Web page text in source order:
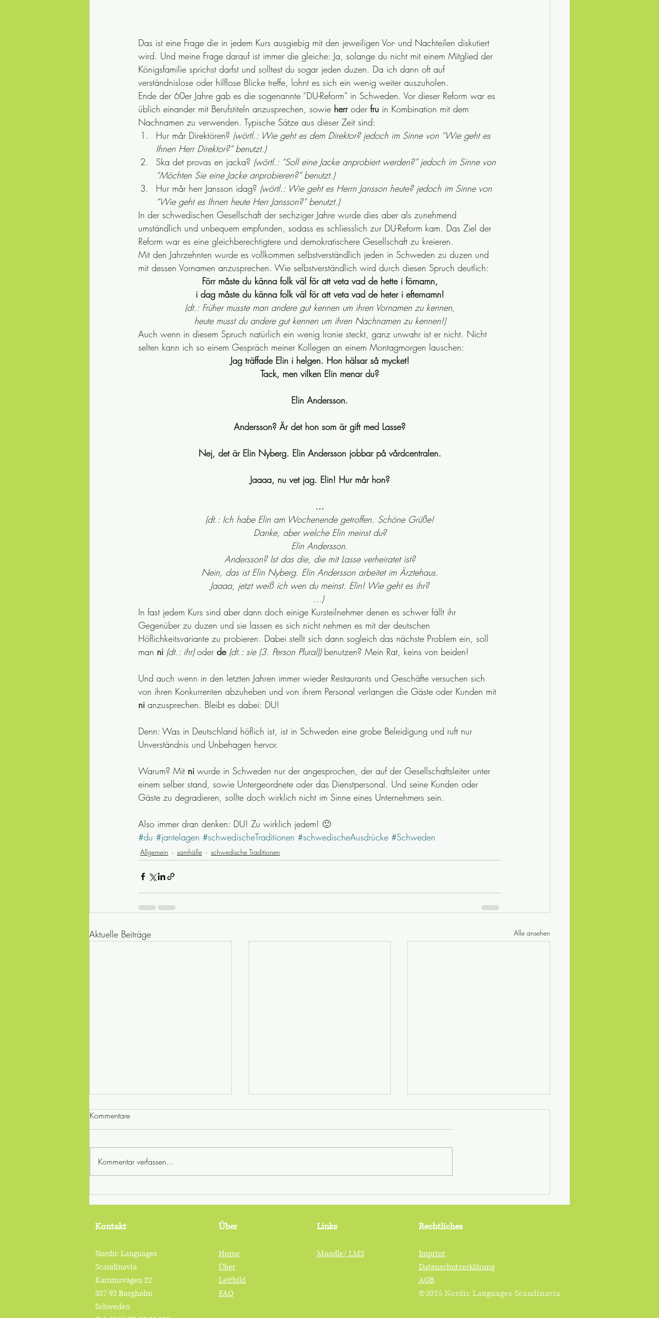
Das ist eine Frage die in jedem Kurs ausgiebig mit den jeweiligen Vor- und Nachteilen diskutiert
wird. Und meine Frage darauf ist immer die gleiche: Ja, solange du nicht mit einem Mitglied der
Königsfamilie sprichst darfst und solltest du sogar jeden duzen. Da ich dann oft auf
verständnislose oder hilflose Blicke treffe, lohnt es sich ein wenig weiter auszuholen.
Ende der 60er Jahre gab es die sogenannte “DU-Reform” in Schweden. Vor dieser Reform war es
üblich einander mit Berufstiteln anzusprechen, sowie herr oder fru in Kombination mit dem
Nachnamen zu verwenden. Typische Sätze aus dieser Zeit sind:
Hur mår Direktören? (wörtl.: Wie geht es dem Direktor? jedoch im Sinne von “Wie geht es
Ihnen Herr Direktor?” benutzt.)
Ska det provas en jacka? (wörtl.: “Soll eine Jacke anprobiert werden?” jedoch im Sinne von
“Möchten Sie eine Jacke anprobieren?” benutzt.)
Hur mår herr Jansson idag? (wörtl.: Wie geht es Herrn Jansson heute? jedoch im Sinne von
“Wie geht es Ihnen heute Herr Jansson?” benutzt.)
In der schwedischen Gesellschaft der sechziger Jahre wurde dies aber als zunehmend
umständlich und unbequem empfunden, sodass es schliesslich zur DU-Reform kam. Das Ziel der
Reform war es eine gleichberechtigtere und demokratischere Gesellschaft zu kreieren.
Mit den Jahrzehnten wurde es vollkommen selbstverständlich jeden in Schweden zu duzen und
mit dessen Vornamen anzusprechen. Wie selbstverständlich wird durch diesen Spruch deutlich:
Förr måste du känna folk väl för att veta vad de hette i förnamn,
i dag måste du känna folk väl för att veta vad de heter i efternamn!
(dt.: Früher musste man andere gut kennen um ihren Vornamen zu kennen,
heute musst du andere gut kennen um ihren Nachnamen zu kennen!)
Auch wenn in diesem Spruch natürlich ein wenig Ironie steckt, ganz unwahr ist er nicht. Nicht
selten kann ich so einem Gespräch meiner Kollegen an einem Montagmorgen lauschen:
Jag träffade Elin i helgen. Hon hälsar så mycket!
Tack, men vilken Elin menar du?
Elin Andersson.
Andersson? Är det hon som är gift med Lasse?
Nej, det är Elin Nyberg. Elin Andersson jobbar på vårdcentralen.
Jaaaa, nu vet jag. Elin! Hur mår hon?
…
(dt.: Ich habe Elin am Wochenende getroffen. Schöne Grüße!
Danke, aber welche Elin meinst du?
Elin Andersson.
Andersson? Ist das die, die mit Lasse verheiratet ist?
Nein, das ist Elin Nyberg. Elin Andersson arbeitet im Ärztehaus.
Jaaaa, jetzt weiß ich wen du meinst. Elin! Wie geht es ihr?
…)
In fast jedem Kurs sind aber dann doch einige Kursteilnehmer denen es schwer fällt ihr
Gegenüber zu duzen und sie lassen es sich nicht nehmen es mit der deutschen
Höflichkeitsvariante zu probieren. Dabei stellt sich dann sogleich das nächste Problem ein, soll
man ni (dt.: ihr) oder de (dt.: sie (3. Person Plural)) benutzen? Mein Rat, keins von beiden!
Und auch wenn in den letzten Jahren immer wieder Restaurants und Geschäfte versuchen sich
von ihren Konkurrenten abzuheben und von ihrem Personal verlangen die Gäste oder Kunden mit
ni anzusprechen. Bleibt es dabei: DU!
Denn: Was in Deutschland höflich ist, ist in Schweden eine grobe Beleidigung und ruft nur
Unverständnis und Unbehagen hervor.
Warum? Mit ni wurde in Schweden nur der angesprochen, der auf der Gesellschaftsleiter unter
einem selber stand, sowie Untergeordnete oder das Dienstpersonal. Und seine Kunden oder
Gäste zu degradieren, sollte doch wirklich nicht im Sinne eines Unternehmers sein.
Also immer dran denken: DU! Zu wirklich jedem! 🙂
#du #jantelagen #schwedischeTraditionen #schwedischeAusdrücke #Schweden
Allgemein samhälle schwedische Traditionen
Aktuelle Beiträge Alle ansehen
Kanel- och dadelbollar.
Rezept: Saffranspannkaka
Kommentare
Kommentar verfassen...
Kontakt
Nordic Languages
Scandinavia
Karumsvägen 22
387 92 Borgholm
Schweden
Über
Home
Über
Leitbild
FAQ
Links
Moodle/ LMS
Rechtliches
Imprint
Datenschutzerklärung
AGB
©2025 Nordic Languages Scandinavia